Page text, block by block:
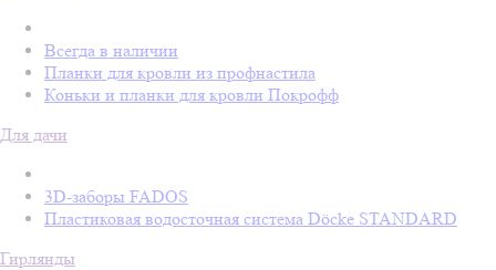
Всегда в наличии
Планки для кровли из профнастила
Коньки и планки для кровли Покрофф
Для дачи
3D-заборы FADOS
Пластиковая водосточная система Döcke STANDARD
Гирлянды